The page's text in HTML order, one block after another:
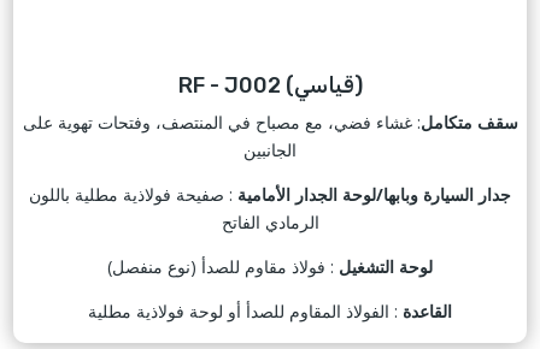
RF - J002 (قياسي)
سقف متكامل: غشاء فضي، مع مصباح في المنتصف، وفتحات تهوية على
الجانبين
جدار السيارة وبابها/لوحة الجدار الأمامية : صفيحة فولاذية مطلية باللون
الرمادي الفاتح
لوحة التشغيل : فولاذ مقاوم للصدأ (نوع منفصل)
القاعدة : الفولاذ المقاوم للصدأ أو لوحة فولاذية مطلية